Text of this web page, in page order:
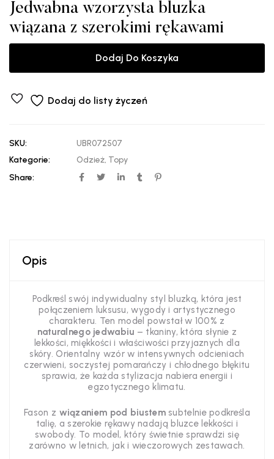
Jedwabna wzorzysta bluzka
wiązana z szerokimi rękawami
Dodaj Do Koszyka
Dodaj do listy życzeń
SKU:
UBR072507
Kategorie:
Odzież, Topy
Share:
Opis
Podkreśl swój indywidualny styl bluzką, która jest
połączeniem luksusu, wygody i artystycznego
charakteru. Ten model powstał w 100% z
naturalnego jedwabiu – tkaniny, która słynie z
lekkości, miękkości i właściwości przyjaznych dla
skóry. Orientalny wzór w intensywnych odcieniach
czerwieni, soczystej pomarańczy i chłodnego błękitu
sprawia, że każda stylizacja nabiera energii i
egzotycznego klimatu.
Fason z wiązaniem pod biustemsubtelnie podkreśla
talię, a szerokie rękawy nadają bluzce lekkości i
swobody. To model, który świetnie sprawdzi się
zarówno w letnich, jak i wieczorowych zestawach.